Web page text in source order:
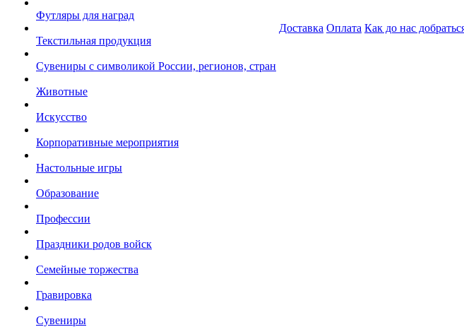
Футляры для наград
Текстильная продукция
Сувениры с символикой России, регионов, стран
Животные
Искусство
Корпоративные мероприятия
Настольные игры
Образование
Профессии
Праздники родов войск
Семейные торжества
Гравировка
Сувениры
Доставка Оплата Как до нас